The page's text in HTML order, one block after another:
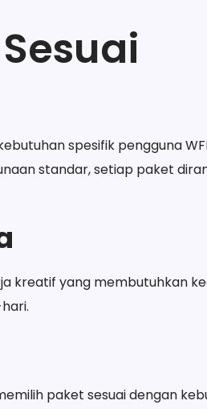
spesifik pengguna
standar, setiap paket
kreatif yang membutuhkan
paket sesuai dengan